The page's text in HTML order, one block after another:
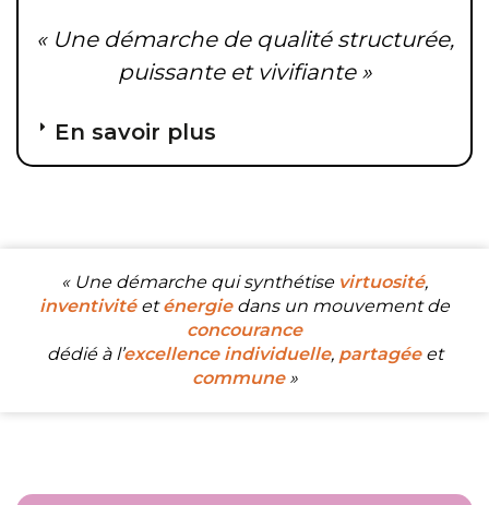
« Une démarche de qualité structurée,
puissante et vivifiante »
En savoir plus
« Une démarche qui synthétise virtuosité,
inventivité eténergie dans un mouvement de
concourance
dédié à l’excellence individuelle, partagée et
commune »